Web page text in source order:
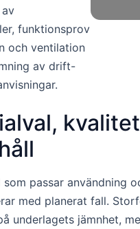
funktionsprov
och ventilation
av drift-
som passar användning
med planerat fall.
underlagets jämnhet,